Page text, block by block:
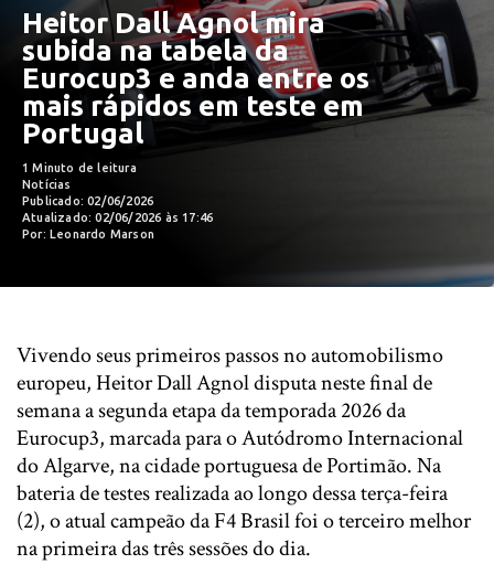
Heitor Dall Agnol mira
subida na tabela da
Eurocup3 e anda entre os
mais rápidos em teste em
Portugal
1 Minuto de leitura
Notícias
Publicado: 02/06/2026
Atualizado: 02/06/2026 às 17:46
Por: Leonardo Marson
Vivendo seus primeiros passos no automobilismo
europeu, Heitor Dall Agnol disputa neste final de
semana a segunda etapa da temporada 2026 da
Eurocup3, marcada para o Autódromo Internacional
do Algarve, na cidade portuguesa de Portimão. Na
bateria de testes realizada ao longo dessa terça-feira
(2), o atual campeão da F4 Brasil foi o terceiro melhor
na primeira das três sessões do dia.